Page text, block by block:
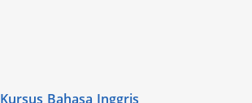
Kursus Bahasa Inggris